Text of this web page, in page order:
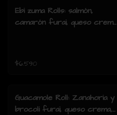
Ebi zuma Rolls: salmón,
camarón furai, queso crema,
$6.590
Guacamole Roll: Zanahoria y
brocoli furai, queso crema,